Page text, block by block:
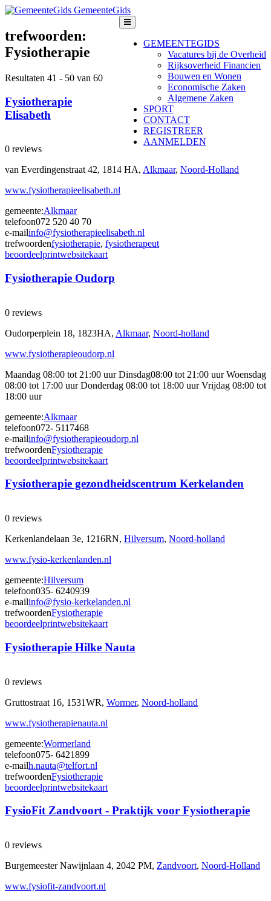
GemeenteGids
GEMEENTEGIDS
Vacatures bij de Overheid
Rijksoverheid Financien
Bouwen en Wonen
Economische Zaken
Algemene Zaken
SPORT
CONTACT
REGISTREER
AANMELDEN
trefwoorden:
Fysiotherapie
Resultaten 41 - 50 van 60
Fysiotherapie
Elisabeth
0 reviews
van Everdingenstraat 42, 1814 HA, Alkmaar, Noord-Holland
www.fysiotherapieelisabeth.nl
gemeente:Alkmaar
telefoon072 520 40 70
e-mailinfo@fysiotherapieelisabeth.nl
trefwoordenfysiotherapie, fysiotherapeut
beoordeelprintwebsitekaart
Fysiotherapie Oudorp
0 reviews
Oudorperplein 18, 1823HA, Alkmaar, Noord-holland
www.fysiotherapieoudorp.nl
Maandag 08:00 tot 21:00 uur Dinsdag08:00 tot 21:00 uur Woensdag
08:00 tot 17:00 uur Donderdag 08:00 tot 18:00 uur Vrijdag 08:00 tot
18:00 uur
gemeente:Alkmaar
telefoon072- 5117468
e-mailinfo@fysiotherapieoudorp.nl
trefwoordenFysiotherapie
beoordeelprintwebsitekaart
Fysiotherapie gezondheidscentrum Kerkelanden
0 reviews
Kerkenlandelaan 3e, 1216RN, Hilversum, Noord-holland
www.fysio-kerkenlanden.nl
gemeente:Hilversum
telefoon035- 6240939
e-mailinfo@fysio-kerkelanden.nl
trefwoordenFysiotherapie
beoordeelprintwebsitekaart
Fysiotherapie Hilke Nauta
0 reviews
Gruttostraat 16, 1531WR, Wormer, Noord-holland
www.fysiotherapienauta.nl
gemeente:Wormerland
telefoon075- 6421899
e-mailh.nauta@telfort.nl
trefwoordenFysiotherapie
beoordeelprintwebsitekaart
FysioFit Zandvoort - Praktijk voor Fysiotherapie
0 reviews
Burgemeester Nawijnlaan 4, 2042 PM, Zandvoort, Noord-Holland
www.fysiofit-zandvoort.nl